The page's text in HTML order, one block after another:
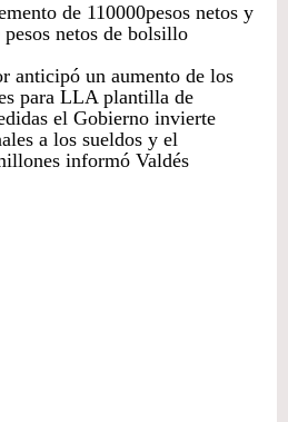
de 110000pesos netos y
netos de bolsillo
anticipó un aumento de los
para LLA plantilla de
el Gobierno invierte
a los sueldos y el
informó Valdés